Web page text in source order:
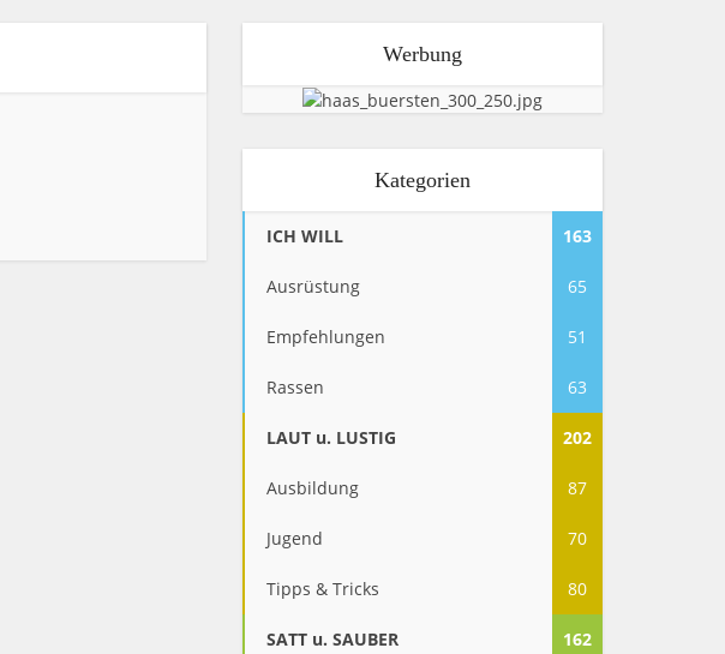
Werbung
Kategorien
ICH WILL 163
Ausrüstung 65
Empfehlungen 51
Rassen 63
LAUT u. LUSTIG 202
Ausbildung 87
Jugend 70
Tipps & Tricks 80
SATT u. SAUBER 162